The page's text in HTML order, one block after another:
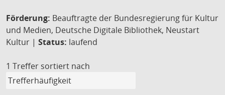
Förderung: Beauftragte der Bundesregierung für Kultur
und Medien, Deutsche Digitale Bibliothek, Neustart
Kultur | Status: laufend
1 Treffer sortiert nach